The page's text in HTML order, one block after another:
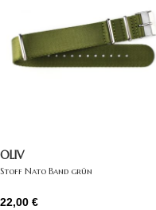
OLIV
Stoff Nato Band grün
22,00 €